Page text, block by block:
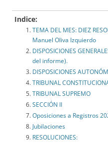
Indice:
TEMA DEL MES: DIEZ
Manuel Oliva Izquierdo
DISPOSICIONES
del informe).
DISPOSICIONES
TRIBUNAL
TRIBUNAL SUPREMO
SECCIÓN II
Oposiciones a Registros
Jubilaciones
RESOLUCIONES: